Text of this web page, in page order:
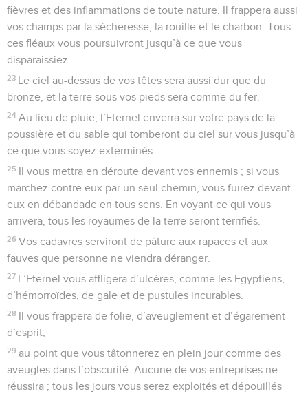
fièvres et des inflammations de toute nature. Il frappera aussi
vos champs par la sécheresse, la rouille et le charbon. Tous
ces fléaux vous poursuivront jusqu’à ce que vous
disparaissiez.
23 Le ciel au-dessus de vos têtes sera aussi dur que du
bronze, et la terre sous vos pieds sera comme du fer.
24 Au lieu de pluie, l’Eternel enverra sur votre pays de la
poussière et du sable qui tomberont du ciel sur vous jusqu’à
ce que vous soyez exterminés.
25 Il vous mettra en déroute devant vos ennemis ; si vous
marchez contre eux par un seul chemin, vous fuirez devant
eux en débandade en tous sens. En voyant ce qui vous
arrivera, tous les royaumes de la terre seront terrifiés.
26 Vos cadavres serviront de pâture aux rapaces et aux
fauves que personne ne viendra déranger.
27 L’Eternel vous affligera d’ulcères, comme les Egyptiens,
d’hémorroïdes, de gale et de pustules incurables.
28 Il vous frappera de folie, d’aveuglement et d’égarement
d’esprit,
29 au point que vous tâtonnerez en plein jour comme des
aveugles dans l’obscurité. Aucune de vos entreprises ne
réussira ; tous les jours vous serez exploités et dépouillés